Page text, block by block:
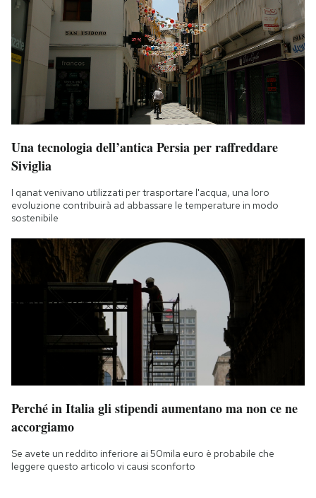
Una tecnologia dell’antica Persia per raffreddare
Siviglia
I qanat venivano utilizzati per trasportare l'acqua, una loro
evoluzione contribuirà ad abbassare le temperature in modo
sostenibile
Perché in Italia gli stipendi aumentano ma non ce ne
accorgiamo
Se avete un reddito inferiore ai 50mila euro è probabile che
leggere questo articolo vi causi sconforto